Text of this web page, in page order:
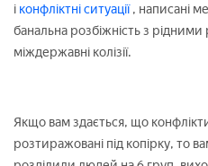
і конфліктні ситуації, написані
банальна розбіжність з
міждержавні колізії.
Якщо вам здається, що
розтиражовані під копірку, то